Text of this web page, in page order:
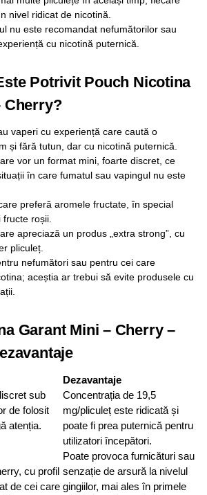
nivel ridicat de nicotină.
nu este recomandat nefumătorilor sau
cu nicotină puternică.
Potrivit Pouch Nicotina
Cherry?
vaperi cu experiență care caută o
și fără tutun, dar cu nicotină puternică.
vor un format mini, foarte discret, ce
în care fumatul sau vapingul nu este
preferă aromele fructate, în special
roșii.
apreciază un produs „extra strong”, cu
pliculeț.
nefumători sau pentru cei care
aceștia ar trebui să evite produsele cu
Garant Mini – Cherry –
Dezavantaje
sub
de folosit
atenția.
Concentrația de 19,5
mg/pliculeț este ridicată și
poate fi prea puternică pentru
utilizatori începători.
cu profil
de cei care
Poate provoca furnicături sau
senzație de arsură la nivelul
gingiilor, mai ales în primele